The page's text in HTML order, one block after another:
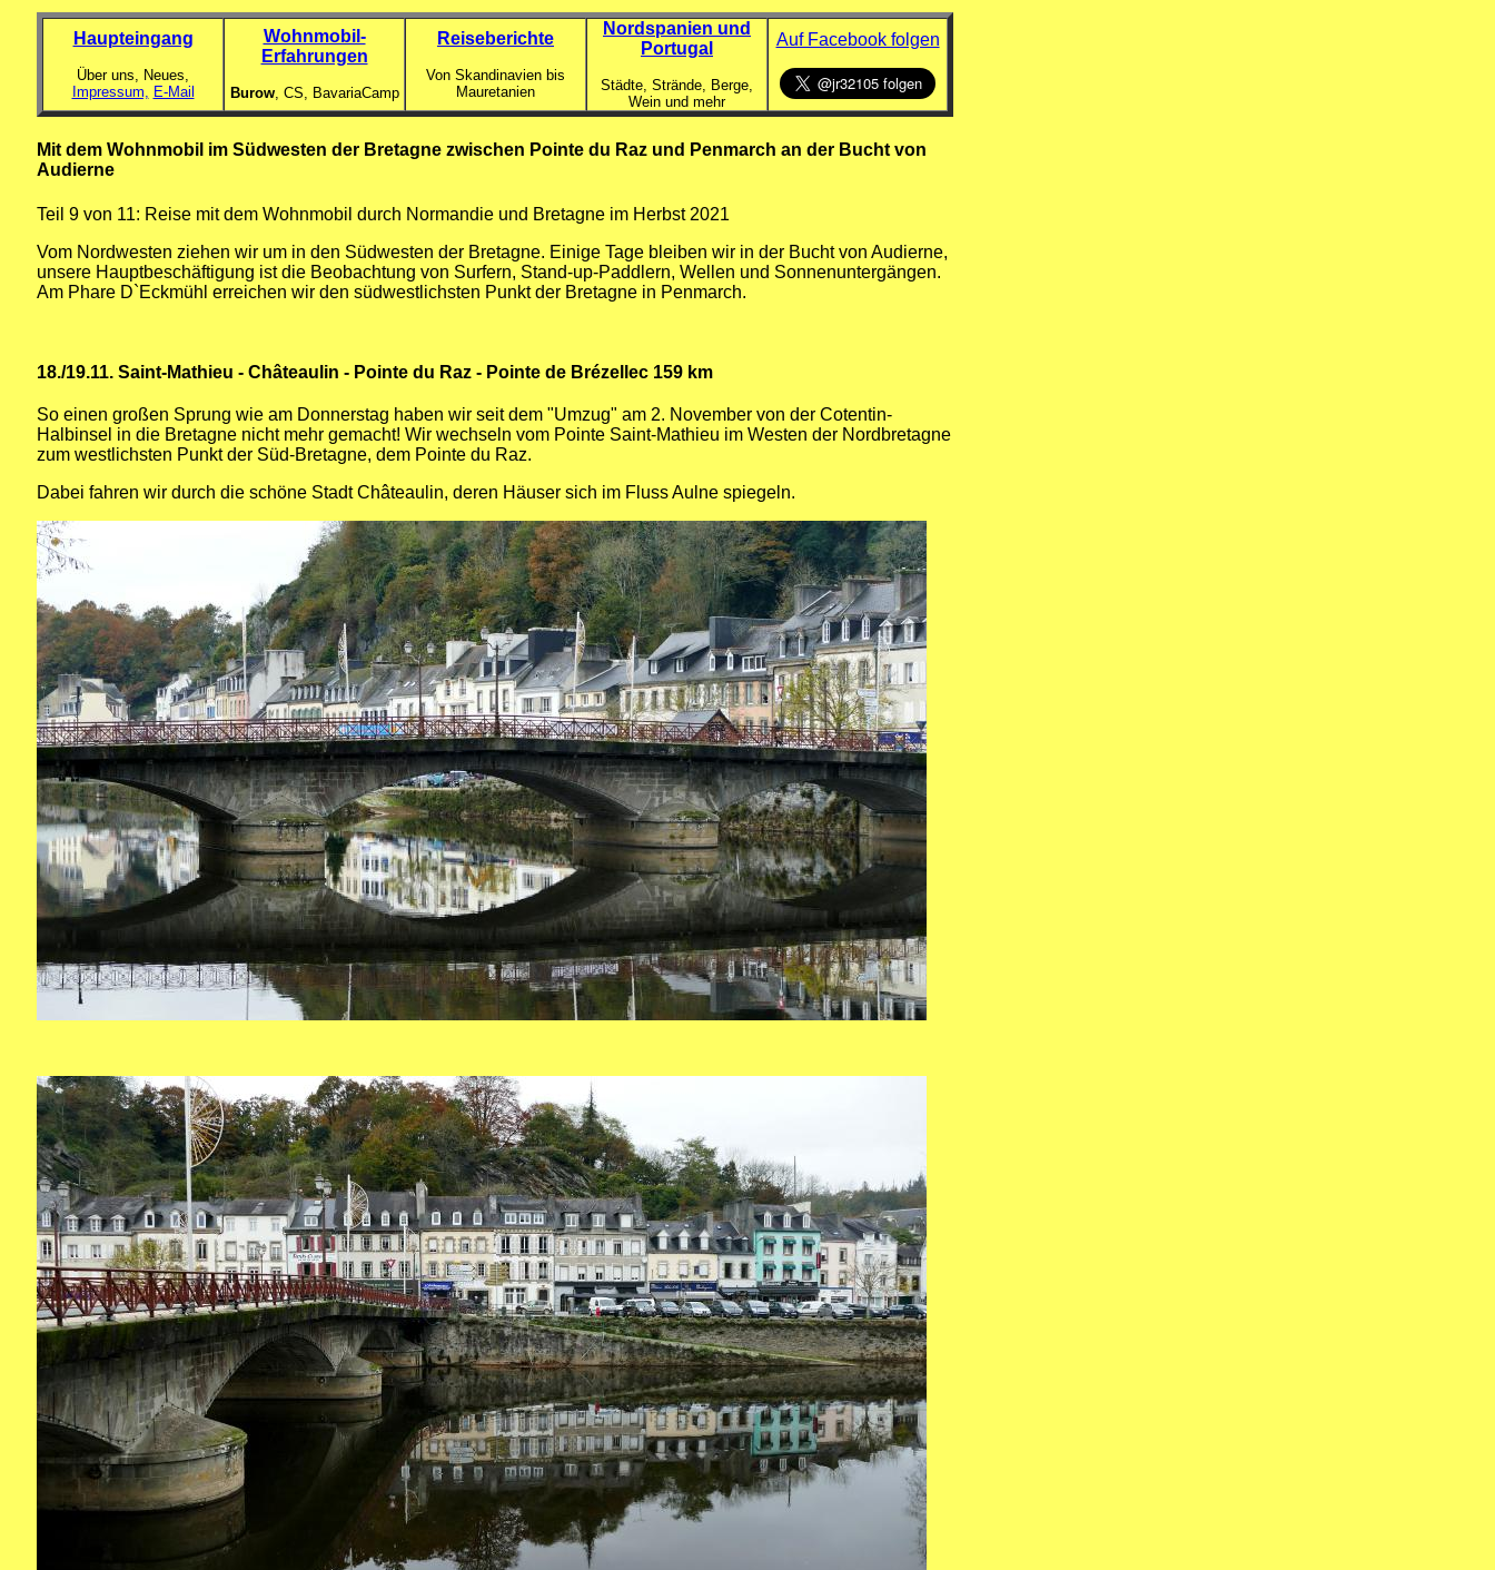
Haupteingang
Über uns, Neues,
Impressum, E-Mail
Wohnmobil-
Erfahrungen
Burow, CS, BavariaCamp
Reiseberichte
Von Skandinavien bis
Mauretanien
Nordspanien und
Portugal
Städte, Strände, Berge,
Wein und mehr
Auf Facebook folgen
Mit dem Wohnmobil im Südwesten der Bretagne zwischen Pointe du Raz und Penmarch an der Bucht von
Audierne
Teil 9 von 11: Reise mit dem Wohnmobil durch Normandie und Bretagne im Herbst 2021
Vom Nordwesten ziehen wir um in den Südwesten der Bretagne. Einige Tage bleiben wir in der Bucht von Audierne,
unsere Hauptbeschäftigung ist die Beobachtung von Surfern, Stand-up-Paddlern, Wellen und Sonnenuntergängen.
Am Phare D`Eckmühl erreichen wir den südwestlichsten Punkt der Bretagne in Penmarch.
18./19.11. Saint-Mathieu - Châteaulin - Pointe du Raz - Pointe de Brézellec 159 km
So einen großen Sprung wie am Donnerstag haben wir seit dem "Umzug" am 2. November von der Cotentin-
Halbinsel in die Bretagne nicht mehr gemacht! Wir wechseln vom Pointe Saint-Mathieu im Westen der Nordbretagne
zum westlichsten Punkt der Süd-Bretagne, dem Pointe du Raz.
Dabei fahren wir durch die schöne Stadt Châteaulin, deren Häuser sich im Fluss Aulne spiegeln.